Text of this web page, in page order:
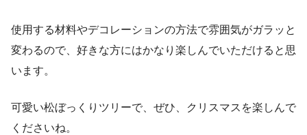
使用する材料やデコレーションの方法で雰囲気がガラッと
変わるので、好きな方にはかなり楽しんでいただけると思
います。
可愛い松ぼっくりツリーで、ぜひ、クリスマスを楽しんで
くださいね。